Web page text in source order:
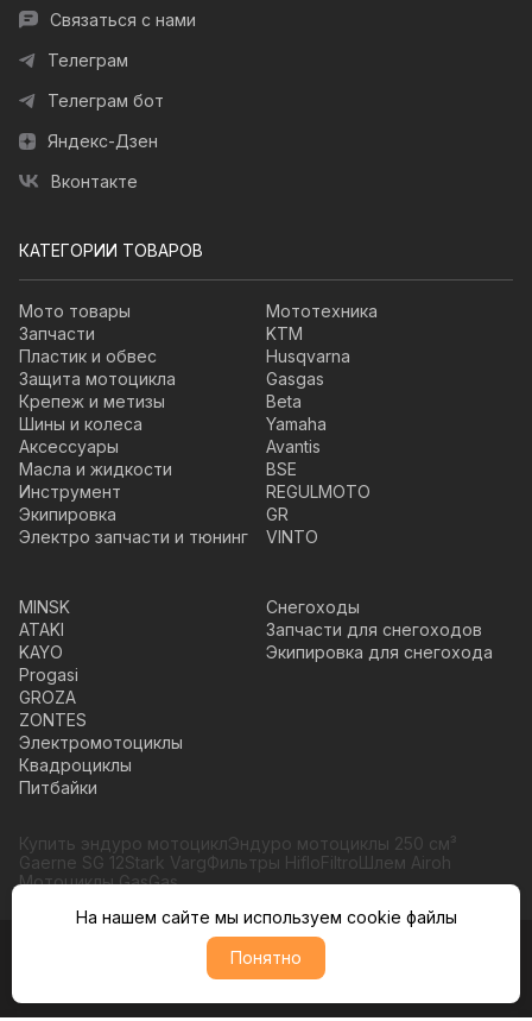
Связаться с нами
Телеграм
Телеграм бот
Яндекс-Дзен
Вконтакте
КАТЕГОРИИ ТОВАРОВ
Мото товары
Запчасти
Пластик и обвес
Защита мотоцикла
Крепеж и метизы
Шины и колеса
Аксессуары
Масла и жидкости
Инструмент
Экипировка
Электро запчасти и тюнинг
Мототехника
KTM
Husqvarna
Gasgas
Beta
Yamaha
Avantis
BSE
REGULMOTO
GR
VINTO
MINSK
ATAKI
KAYO
Progasi
GROZA
ZONTES
Электромотоциклы
Квадроциклы
Питбайки
Снегоходы
Запчасти для снегоходов
Экипировка для снегохода
Купить эндуро мотоциклЭндуро мотоциклы 250 см³
Gaerne SG 12Stark VargФильтры HifloFiltroШлем Airoh
Мотоциклы GasGas
© Moto365, Все права защищены
Политика обратботки персональных данных
На нашем сайте мы используем cookie файлы
Понятно